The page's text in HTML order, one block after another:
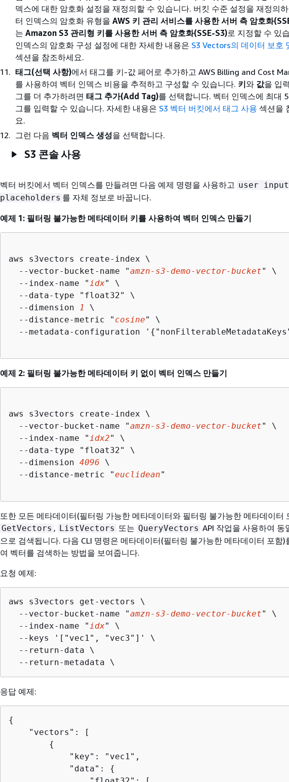
덱스에 대한 암호화 설정을 재정의할 수 있습니다. 버킷 수준 설정을 재정의
터 인덱스의 암호화 유형을 AWS 키 관리 서비스를 사용한 서버 측 암호화
는 Amazon S3 관리형 키를 사용한 서버 측 암호화(SSE-S3)로 지정할 수 있
인덱스의 암호화 구성 설정에 대한 자세한 내용은 S3 Vectors의 데이터 보호
섹션을 참조하세요.
태그(선택 사항)에서 태그를 키-값 페어로 추가하고 AWS Billing and Cost
를 사용하여 벡터 인덱스 비용을 추적하고 구성할 수 있습니다. 키와 값을 입
그를 더 추가하려면 태그 추가(Add Tag)를 선택합니다. 벡터 인덱스에 최대
그를 입력할 수 있습니다. 자세한 내용은 S3 벡터 버킷에서 태그 사용 섹션을
요.
그런 다음 벡터 인덱스 생성을 선택합니다.
S3 콘솔 사용
벡터 버킷에서 벡터 인덱스를 만들려면 다음 예제 명령을 사용하고 user input
placeholders 를 자체 정보로 바꿉니다.
예제 1: 필터링 불가능한 메타데이터 키를 사용하여 벡터 인덱스 만들기
aws s3vectors create-index \
  --vector-bucket-name "
amzn-s3-demo-vector-bucket" \
  --index-name "
idx" \
  --data-type "float32" \
  --dimension
1
\
  --distance-metric "
cosine" \
  --metadata-configuration '
{
예제 2: 필터링 불가능한 메타데이터 키 없이 벡터 인덱스 만들기
aws s3vectors create-index \
  --vector-bucket-name "
amzn-s3-demo-vector-bucket" \
  --index-name "
idx2" \
  --data-type "float32" \
  --dimension
4096 \
  --distance-metric "
euclidean"
또한 모든 메타데이터(필터링 가능한 메타데이터와 필터링 불가능한 메타데이터
GetVectors , ListVectors 또는 QueryVectors API 작업을 사용하여 동
으로 검색됩니다. 다음 CLI 명령은 메타데이터(필터링 불가능한 메타데이터 포함)
여 벡터를 검색하는 방법을 보여줍니다.
요청 예제:
aws s3vectors get-vectors \
  --vector-bucket-name "
amzn-s3-demo-vector-bucket" \
  --index-name "
idx" \
  --keys '["vec1", "vec3"]' \
  --return-data \
  --return-metadata \
응답 예제:
{
    "vectors": [
{
            "key": "vec1",
            "data":
{